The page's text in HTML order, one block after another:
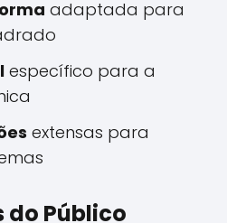
adaptada para
específico para a
extensas para
do Público